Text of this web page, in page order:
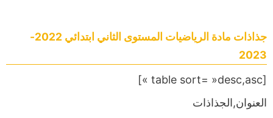
جذاذات مادة الرياضيات المستوى الثاني ابتدائي 2022-
2023
[table sort= »desc,asc »]
العنوان,الجذاذات